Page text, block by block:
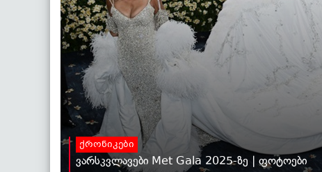
ქრონიკები
ვარსკვლავები Met Gala 2025-ზე | ფოტოები